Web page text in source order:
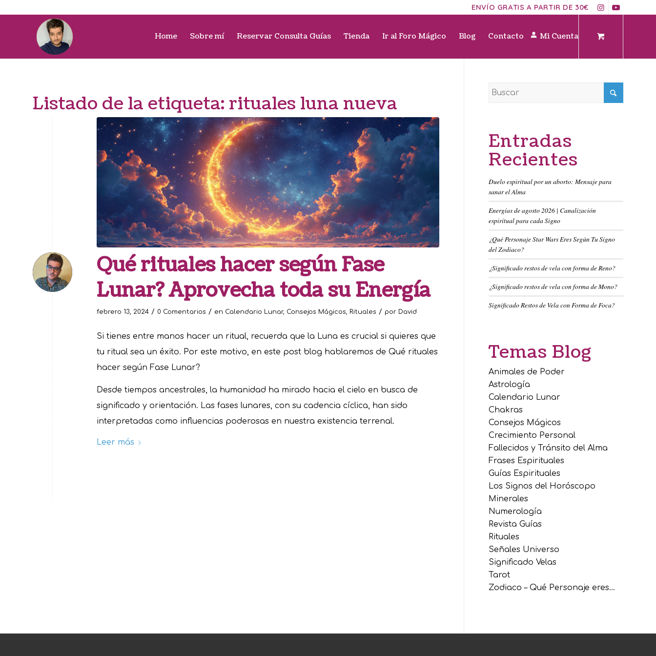
ENVÍO GRATIS A PARTIR DE 30€
Home Sobre mí Reservar Consulta Guías Tienda Ir al Foro Mágico Blog Contacto Mi Cuenta
Listado de la etiqueta: rituales luna nueva
Qué rituales hacer según Fase
Lunar? Aprovecha toda su Energía
febrero 13, 2024 / 0 Comentarios / en Calendario Lunar, Consejos Mágicos Rituales / por David
Si tienes entre manos hacer un ritual, recuerda que la Luna es crucial si quieres que
tu ritual sea un éxito. Por este motivo, en este post blog hablaremos de Qué rituales
hacer según Fase Lunar?
Desde tiempos ancestrales, la humanidad ha mirado hacia el cielo en busca de
significado y orientación. Las fases lunares, con su cadencia cíclica, han sido
interpretadas como influencias poderosas en nuestra existencia terrenal.
Leer más
Entradas
Recientes
Duelo espiritual por un aborto: Mensaje para
sanar el Alma
Energías de agosto 2026 | Canalización
espiritual para cada Signo
¿Qué Personaje Star Wars Eres Según Tu Signo
del Zodiaco?
¿Significado restos de vela con forma de Reno?
¿Significado restos de vela con forma de Mono?
Significado Restos de Vela con Forma de Foca?
Temas Blog
Animales de Poder
Astrología
Calendario Lunar
Chakras
Consejos Mágicos
Crecimiento Personal
Fallecidos y Tránsito del Alma
Frases Espirituales
Guías Espirituales
Los Signos del Horóscopo
Minerales
Numerología
Revista Guías
Rituales
Señales Universo
Significado Velas
Tarot
Zodiaco – Qué Personaje eres…